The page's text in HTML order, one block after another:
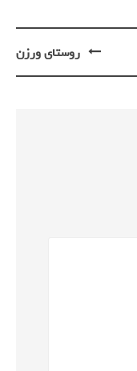
روستای ورزن